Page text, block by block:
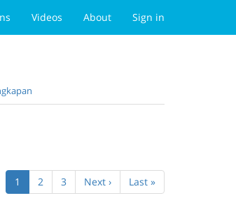
Videos About Sign in
1 2 3 Next › Last »